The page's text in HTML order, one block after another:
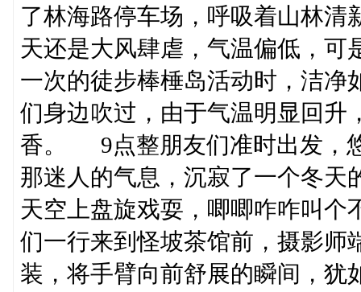
了林海路停车场，呼吸着山林
天还是大风肆虐，气温偏低，可
一次的徒步棒棰岛活动时，洁净
们身边吹过，由于气温明显回升
香。 9点整朋友们准时出发，
那迷人的气息，沉寂了一个冬天
天空上盘旋戏耍，唧唧咋咋叫个
们一行来到怪坡茶馆前，摄影师
装，将手臂向前舒展的瞬间，犹